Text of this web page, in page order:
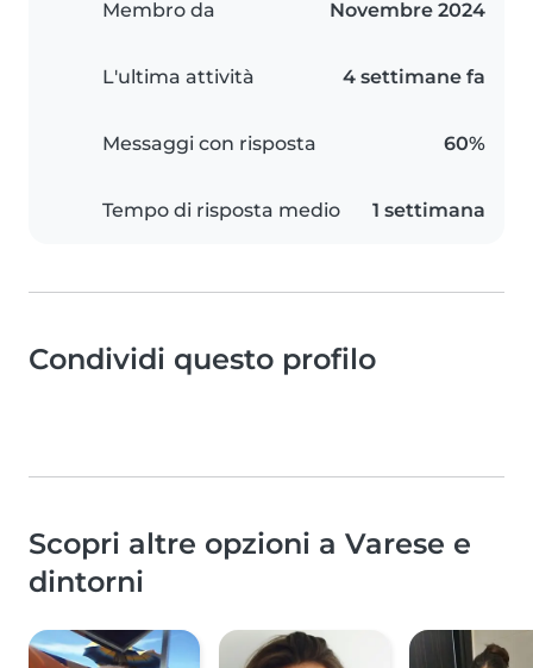
Membro da Novembre 2024
L'ultima attività 4 settimane fa
Messaggi con risposta 60%
Tempo di risposta medio 1 settimana
Condividi questo profilo
Scopri altre opzioni a Varese e
dintorni